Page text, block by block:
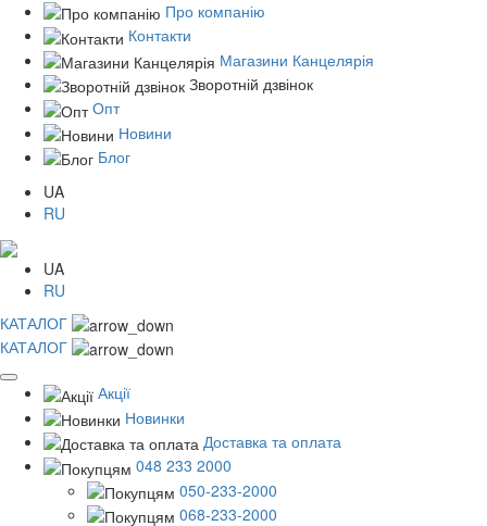
Про компанію
Контакти
Магазини Канцелярія
Зворотній дзвінок
Опт
Новини
Блог
UA
RU
UA
RU
КАТАЛОГ
КАТАЛОГ
Акції
Новинки
Доставка та оплата
048 233 2000
050-233-2000
068-233-2000